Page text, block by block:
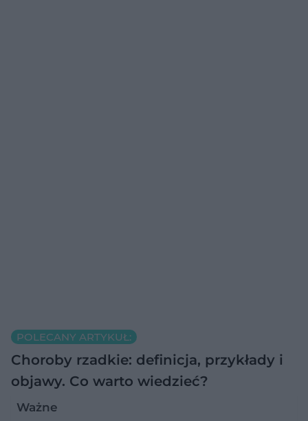
POLECANY ARTYKUŁ:
Choroby rzadkie: definicja, przykłady i
objawy. Co warto wiedzieć?
Ważne